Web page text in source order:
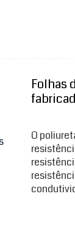
Folhas
O